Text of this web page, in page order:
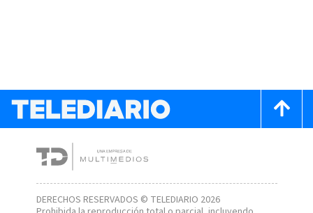
DERECHOS RESERVADOS © TELEDIARIO 2026